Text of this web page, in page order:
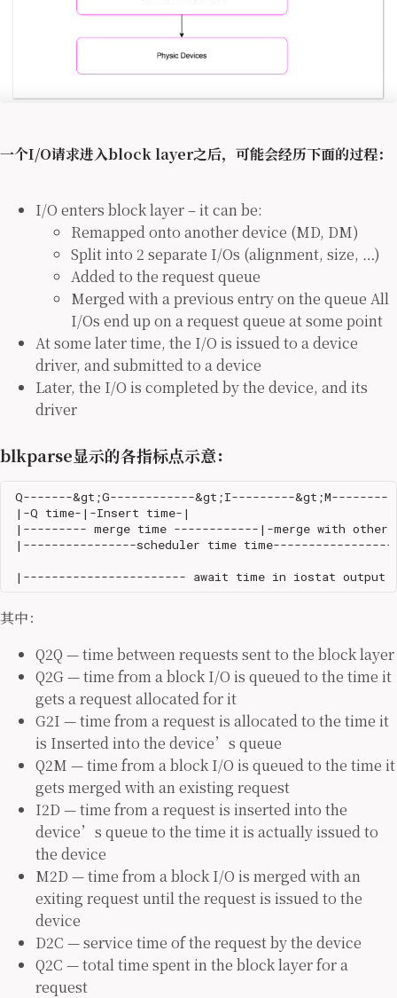
一个I/O请求进入block layer之后，可能会经历下面的过程：
I/O enters block layer – it can be:
Remapped onto another device (MD, DM)
Split into 2 separate I/Os (alignment, size, …)
Added to the request queue
Merged with a previous entry on the queue All
I/Os end up on a request queue at some point
At some later time, the I/O is issued to a device
driver, and submitted to a device
Later, the I/O is completed by the device, and its
driver
blkparse显示的各指标点示意：
Q-------&gt;G------------&gt;I---------
|-Q time-|-Insert time-|
|--------- merge time ------------|-merge with other
|----------------scheduler time
其中：
Q2Q — time between requests sent to the block layer
Q2G — time from a block I/O is queued to the time it
gets a request allocated for it
G2I — time from a request is allocated to the time it
is Inserted into the device’s queue
Q2M — time from a block I/O is queued to the time it
gets merged with an existing request
I2D — time from a request is inserted into the
device’s queue to the time it is actually issued to
the device
M2D — time from a block I/O is merged with an
exiting request until the request is issued to the
device
D2C — service time of the request by the device
Q2C — total time spent in the block layer for a
request